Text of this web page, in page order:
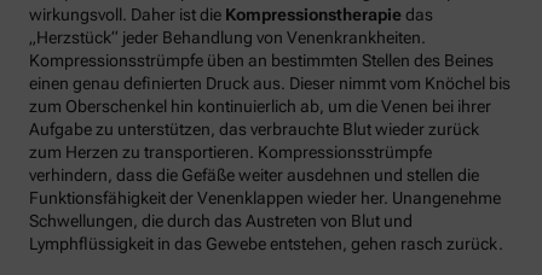
wirkungsvoll. Daher ist die Kompressionstherapiedas
„Herzstück“ jeder Behandlung von Venenkrankheiten.
Kompressionsstrümpfe üben an bestimmten Stellen des Beines
einen genau definierten Druck aus. Dieser nimmt vom Knöchel bis
zum Oberschenkel hin kontinuierlich ab, um die Venen bei ihrer
Aufgabe zu unterstützen, das verbrauchte Blut wieder zurück
zum Herzen zu transportieren. Kompressionsstrümpfe
verhindern, dass die Gefäße weiter ausdehnen und stellen die
Funktionsfähigkeit der Venenklappen wieder her. Unangenehme
Schwellungen, die durch das Austreten von Blut und
Lymphflüssigkeit in das Gewebe entstehen, gehen rasch zurück.